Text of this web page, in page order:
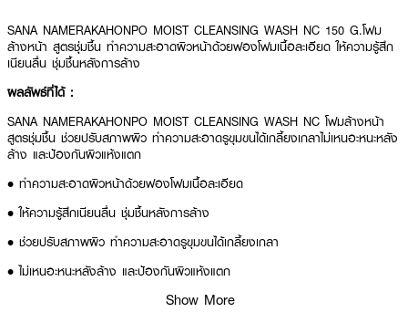
SANA NAMERAKAHONPO MOIST CLEANSING WASH NC 150 G.โฟม
ล้างหน้า สูตรชุ่มชื้น ทำความสะอาดผิวหน้าด้วยฟองโฟมเนื้อละเอียด ให้ความรู้สึก
เนียนลื่น ชุ่มชื้นหลังการล้าง
ผลลัพธ์ที่ได้ :
SANA NAMERAKAHONPO MOIST CLEANSING WASH NC โฟมล้างหน้า
สูตรชุ่มชื้น ช่วยปรับสภาพผิว ทำความสะอาดรูขุมขนได้เกลี้ยงเกลาไม่เหนอะหนะหลัง
ล้าง และป้องกันผิวแห้งแตก
• ทำความสะอาดผิวหน้าด้วยฟองโฟมเนื้อละเอียด
• ให้ความรู้สึกเนียนลื่น ชุ่มชื้นหลังการล้าง
• ช่วยปรับสภาพผิว ทำความสะอาดรูขุมขนได้เกลี้ยงเกลา
• ไม่เหนอะหนะหลังล้าง และป้องกันผิวแห้งแตก
Show More